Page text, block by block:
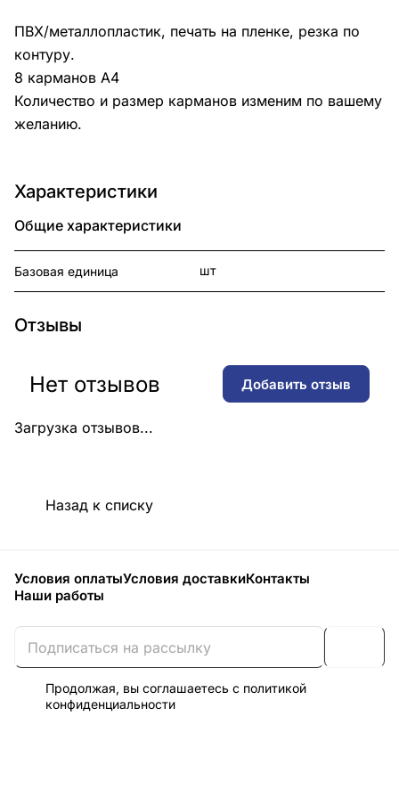
ПВХ/металлопластик, печать на пленке, резка по
контуру.
8 карманов А4
Количество и размер карманов изменим по вашему
желанию.
Характеристики
Общие характеристики
Базовая единица шт
Отзывы
Загрузка отзывов...
Нет отзывов Добавить отзыв
Назад к списку
Условия оплатыУсловия доставкиКонтакты
Наши работы
Продолжая, вы соглашаетесь с политикой
конфиденциальности